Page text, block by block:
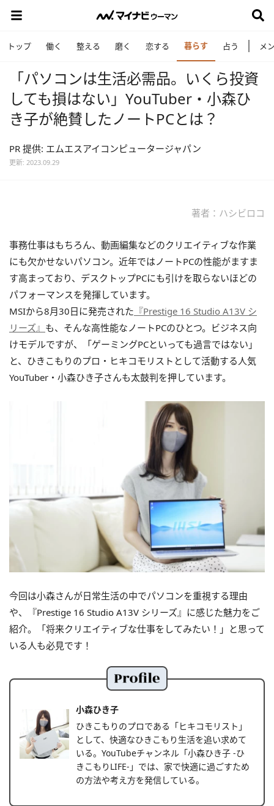
トップ 働く 整える 磨く 恋する 暮らす 占う メ
「パソコンは生活必需品。いくら投資
しても損はない」YouTuber・小森ひ
き子が絶賛したノートPCとは？
PR 提供: エムエスアイコンピュータージャパン
更新: 2023.09.29
著者：ハシビロコ
事務仕事はもちろん、動画編集などのクリエイティブな作業
にも欠かせないパソコン。近年ではノートPCの性能がますま
す高まっており、デスクトップPCにも引けを取らないほどの
パフォーマンスを発揮しています。
MSIから8月30日に発売された 『Prestige 16 Studio A13V シ
リーズ』 も、そんな高性能なノートPCのひとつ。ビジネス向
けモデルですが、「ゲーミングPCといっても過言ではない」
と、ひきこもりのプロ・ヒキコモリストとして活動する人気
YouTuber・小森ひき子さんも太鼓判を押しています。
今回は小森さんが日常生活の中でパソコンを重視する理由
や、『Prestige 16 Studio A13V シリーズ』に感じた魅力をご
紹介。「将来クリエイティブな仕事をしてみたい！」と思って
いる人も必見です！
小森ひき子
ひきこもりのプロである「ヒキコモリスト」
として、快適なひきこもり生活を追い求めて
いる。YouTubeチャンネル「小森ひき子 -ひ
きこもりLIFE-」では、家で快適に過ごすため
の方法や考え方を発信している。